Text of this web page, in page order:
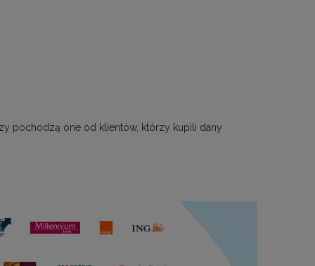
pochodzą one od klientów, którzy kupili dany